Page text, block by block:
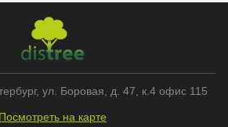
, ул. Боровая, д. 47, к.4 офис 115
Посмотреть на карте